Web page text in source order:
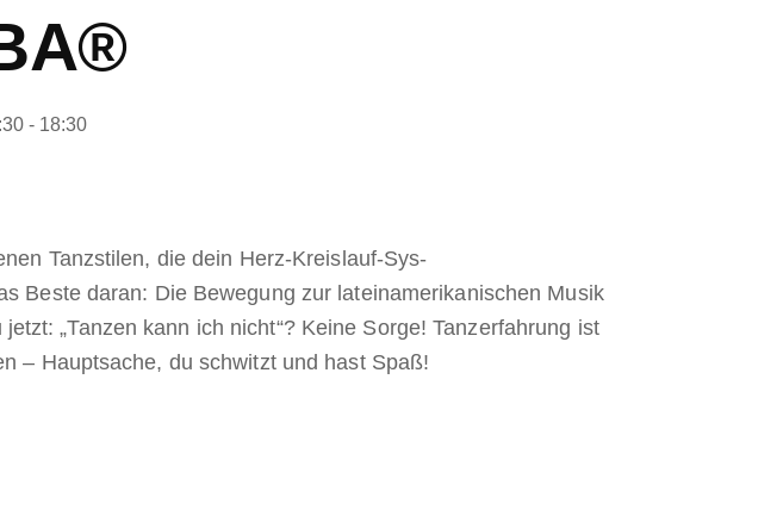
- 18:30
Tanzstilen, die dein Herz-Kreislauf-Sys-
Beste daran: Die Bewegung zur lateinamerikanischen Musik
„Tanzen kann ich nicht“? Keine Sorge! Tanzerfahrung ist
– Hauptsache, du schwitzt und hast Spaß!